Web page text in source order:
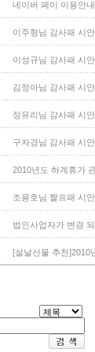
네이버 페이 이용안
이주형님 감사패 시
이성규님 감사패 시
김정아님 감사패 시
정유리님 감사패 시
구자경님 감사패 시
2010년도 하계휴가
조용호님 짤프패 시
법인사업자가 변경
[설날선물 추천]2010